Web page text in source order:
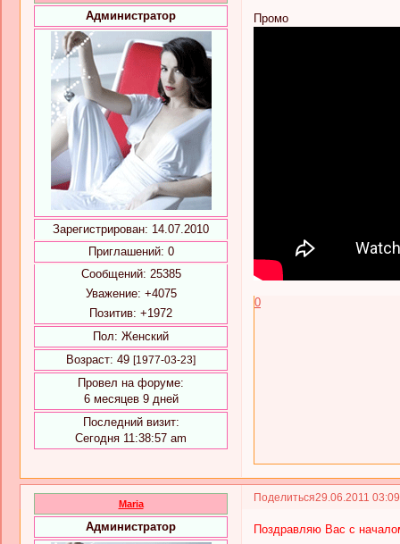
Администратор
Зарегистрирован: 14.07.2010
Приглашений: 0
Сообщений: 25385
Уважение: +4075
Позитив: +1972
Пол: Женский
Возраст: 49 [1977-03-23]
Провел на форуме:
6 месяцев 9 дней
Последний визит:
Сегодня 11:38:57 am
Промо
0
Поделиться29.06.2011
Maria
Администратор Поздравляю Вас с